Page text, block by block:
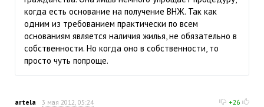
когда есть основание на получение ВНЖ. Так как
одним из требованием практически по всем
основаниям является наличия жилья, не обязательно в
собственности. Но когда оно в собственности, то
просто чуть попроще.
artela 3 мая 2012, 05:24 +26